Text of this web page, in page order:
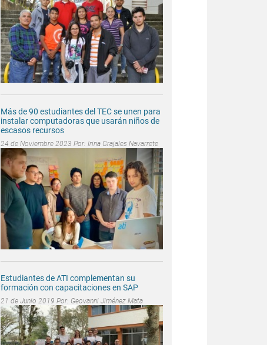
Más de 90 estudiantes del TEC se unen para
instalar computadoras que usarán niños de
escasos recursos
24 de Noviembre 2023 Por: Irina Grajales Navarrete
Estudiantes de ATI complementan su
formación con capacitaciones en SAP
21 de Junio 2019 Por: Geovanni Jiménez Mata